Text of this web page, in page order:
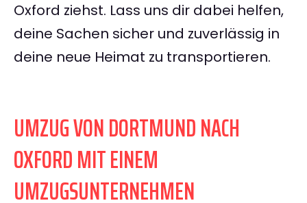
Oxford ziehst. Lass uns dir dabei helfen,
deine Sachen sicher und zuverlässig in
deine neue Heimat zu transportieren.
UMZUG VON DORTMUND NACH
OXFORD MIT EINEM
UMZUGSUNTERNEHMEN